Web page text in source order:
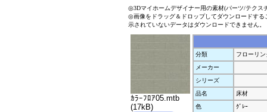
◎3Dマイホームデザイナー用の素材(パーツ/テクス
◎画像をドラッグ＆ドロップしてダウンロードす
示されていないデータはダウンロードできません。
ｶﾗｰﾌﾛｱ05.mtb
(17kB)
分類
フローリン
メーカー
シリーズ
品名
床材
色
ｸﾞﾚｰ